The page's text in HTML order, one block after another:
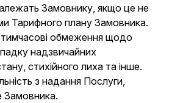
Замовнику, якщо це не
Тарифного плану Замовника.
обмеження щодо
надзвичайних
стихійного лиха та інше.
з надання Послуги,
Замовника.